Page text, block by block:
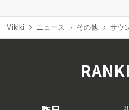
Mikiki ニュース その他 サウ